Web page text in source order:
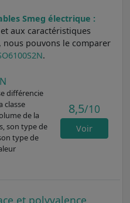
Smeg électrique :
et aux caractéristiques
pouvons le comparer
.
différencie
classe
de la
son type de
type de
8,5/10
Voir
et polyvalence